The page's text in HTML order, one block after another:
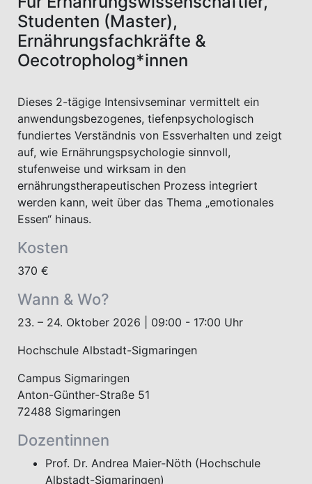
Studenten (Master),
Ernährungsfachkräfte &
Oecotropholog*innen
Dieses 2-tägige Intensivseminar vermittelt ein
anwendungsbezogenes, tiefenpsychologisch
fundiertes Verständnis von Essverhalten und zeigt
auf, wie Ernährungspsychologie sinnvoll,
stufenweise und wirksam in den
ernährungstherapeutischen Prozess integriert
werden kann, weit über das Thema „emotionales
Essen“ hinaus.
Kosten
370 €
Wann & Wo?
23. – 24. Oktober 2026 | 09:00 - 17:00 Uhr
Hochschule Albstadt-Sigmaringen
Campus Sigmaringen
Anton-Günther-Straße 51
72488 Sigmaringen
Dozentinnen
Prof. Dr. Andrea Maier-Nöth (Hochschule
Albstadt-Sigmaringen)